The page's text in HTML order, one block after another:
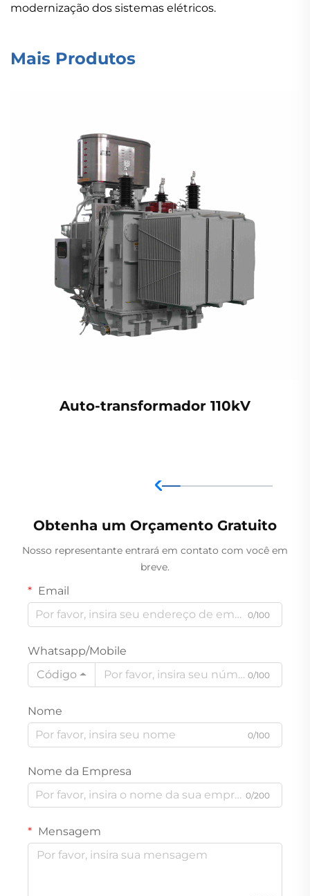
modernização dos sistemas elétricos.
Mais Produtos
Auto-transformador 110kV
Obtenha um Orçamento Gratuito
Nosso representante entrará em contato com você em
breve.
Email
0/100
Whatsapp/Mobile
Código
0/100
Nome
0/100
Nome da Empresa
0/200
Mensagem